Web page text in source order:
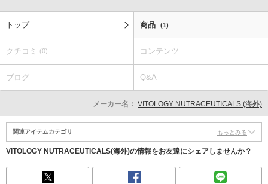
トップ 商品 (1)
クチコミ (0) コンテンツ
ブログ Q&A
メーカー名： VITOLOGY NUTRACEUTICALS (海外)
関連アイテムカテゴリ もっとみる
VITOLOGY NUTRACEUTICALS(海外)の情報をお友達にシェアしませんか？